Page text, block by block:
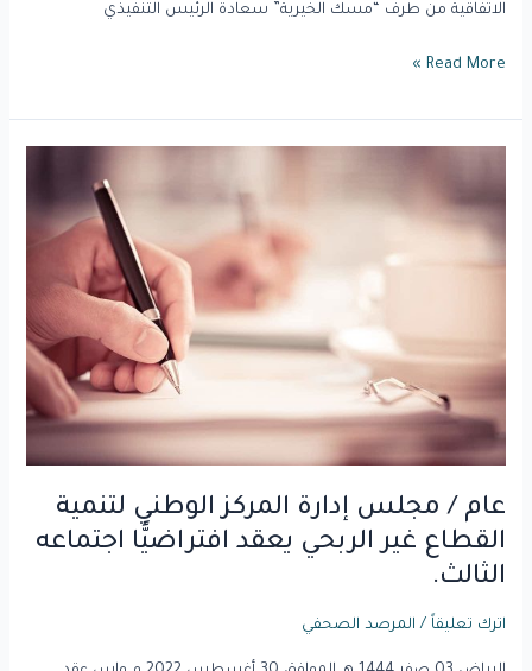
الاتفاقية من طرف “مسك الخيرية” سعادة الرئيس التنفيذي
Read More »
عام / مجلس إدارة المركز الوطني لتنمية
القطاع غير الربحي يعقد افتراضيًّا اجتماعه
الثالث.
اترك تعليقاً / المرصد الصحفي
إدارة
القطاع
الربحي
يعقد
اجتماعه
الثالث.